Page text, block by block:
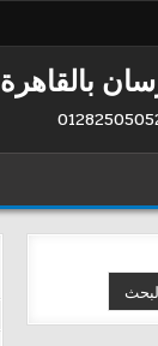
|01282505052